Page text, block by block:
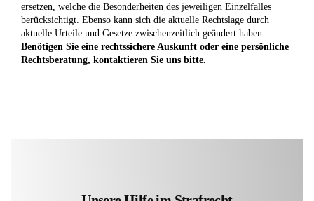
ersetzen, welche die Besonderheiten des jeweiligen Einzelfalles
berücksichtigt. Ebenso kann sich die aktuelle Rechtslage durch
aktuelle Urteile und Gesetze zwischenzeitlich geändert haben.
Benötigen Sie eine rechtssichere Auskunft oder eine persönliche
Rechtsberatung, kontaktieren Sie uns bitte.